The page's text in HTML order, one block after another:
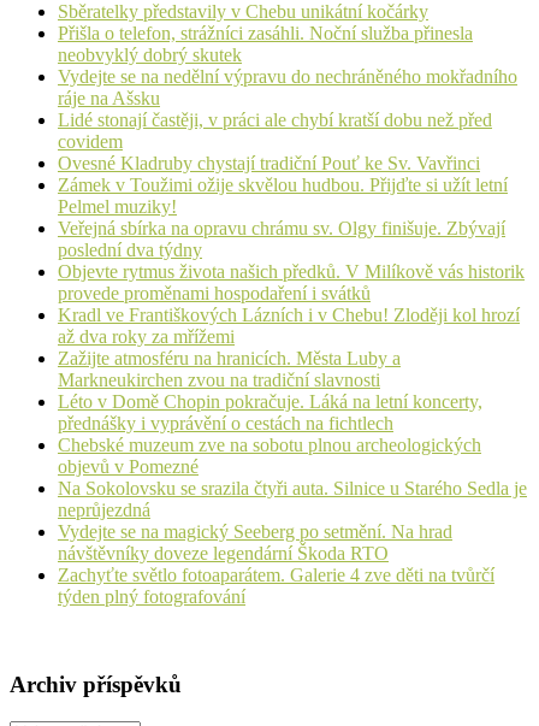
Sběratelky představily v Chebu unikátní kočárky
Přišla o telefon, strážníci zasáhli. Noční služba přinesla
neobvyklý dobrý skutek
Vydejte se na nedělní výpravu do nechráněného mokřadního
ráje na Ašsku
Lidé stonají častěji, v práci ale chybí kratší dobu než před
covidem
Ovesné Kladruby chystají tradiční Pouť ke Sv. Vavřinci
Zámek v Toužimi ožije skvělou hudbou. Přijďte si užít letní
Pelmel muziky!
Veřejná sbírka na opravu chrámu sv. Olgy finišuje. Zbývají
poslední dva týdny
Objevte rytmus života našich předků. V Milíkově vás historik
provede proměnami hospodaření i svátků
Kradl ve Františkových Lázních i v Chebu! Zloději kol hrozí
až dva roky za mřížemi
Zažijte atmosféru na hranicích. Města Luby a
Markneukirchen zvou na tradiční slavnosti
Léto v Domě Chopin pokračuje. Láká na letní koncerty,
přednášky i vyprávění o cestách na fichtlech
Chebské muzeum zve na sobotu plnou archeologických
objevů v Pomezné
Na Sokolovsku se srazila čtyři auta. Silnice u Starého Sedla je
neprůjezdná
Vydejte se na magický Seeberg po setmění. Na hrad
návštěvníky doveze legendární Škoda RTO
Zachyťte světlo fotoaparátem. Galerie 4 zve děti na tvůrčí
týden plný fotografování
Archiv příspěvků